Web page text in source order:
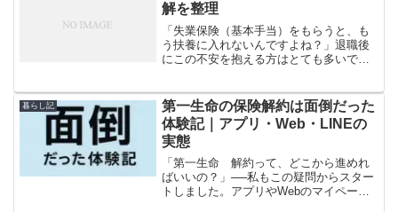
解を整理
「失業保険（基本手当）をもらうと、も
う扶養に入れないんですよね？」退職後
にこの不安を抱える方はとても多いで
実際は、扶養には健康保険の扶養と税法
上の扶養（所得税・住民...
暮らし記
第一生命の保険解約は面倒だった
体験記｜アプリ・Web・LINEの
実態
「第一生命 解約って、どこから進めれ
ばいいの？」──私もこの疑問からスター
トしました。アプリやWebのマイページ